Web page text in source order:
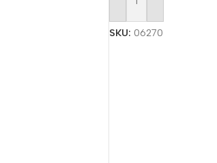
Añadir Al Carrito
SKU: 06270